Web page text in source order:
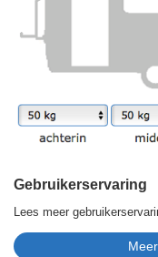
Gebruikerservaring
Lees meer